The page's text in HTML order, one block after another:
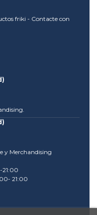
friki - Contacte con
y Merchandising
21:00
21:00